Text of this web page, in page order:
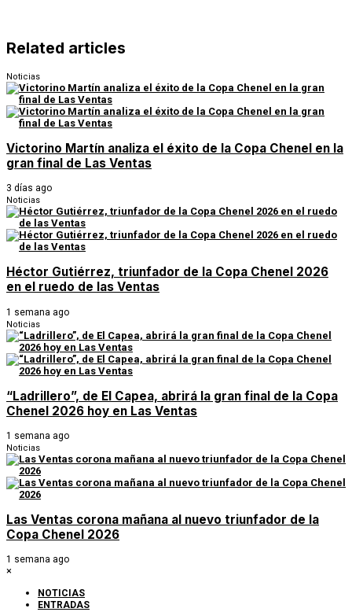
Related articles
Noticias
Victorino Martín analiza el éxito de la Copa Chenel en la
gran final de Las Ventas
3 días ago
Noticias
Héctor Gutiérrez, triunfador de la Copa Chenel 2026
en el ruedo de las Ventas
1 semana ago
Noticias
“Ladrillero”, de El Capea, abrirá la gran final de la Copa
Chenel 2026 hoy en Las Ventas
1 semana ago
Noticias
Las Ventas corona mañana al nuevo triunfador de la
Copa Chenel 2026
1 semana ago
×
NOTICIAS
ENTRADAS